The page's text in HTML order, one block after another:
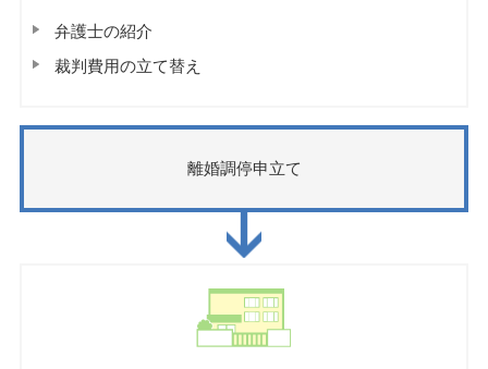
弁護士の紹介
裁判費用の立て替え
離婚調停申立て